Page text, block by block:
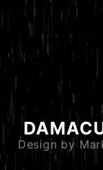
Design by